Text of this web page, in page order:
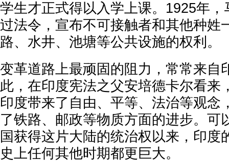
学生才正式得以入学上课。1925年
过法令，宣布不可接触者和其他种姓
路、水井、池塘等公共设施的权利。
变革道路上最顽固的阻力，常常来自
此，在印度宪法之父安培德卡尔看来
印度带来了自由、平等、法治等观念
了铁路、邮政等物质方面的进步。可
国获得这片大陆的统治权以来，印度
史上任何其他时期都更巨大。